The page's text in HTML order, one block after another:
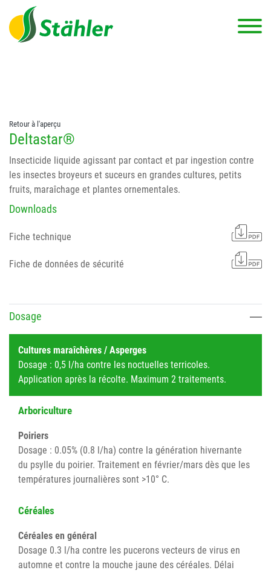
string(78) "Test 12 {FONT:12} // Dosierungen: test 123 dfasdf
asdfW134 245 34" string(62) "Test 12 {FONT:12} Dosierungen: test
123 dfasdf asdfW134 245 34"
Retour à l'aperçu
Deltastar®
Insecticide liquide agissant par contact et par ingestion contre
les insectes broyeurs et suceurs en grandes cultures, petits
fruits, maraîchage et plantes ornementales.
Downloads
Fiche technique
Fiche de données de sécurité
Dosage
Cultures maraîchères / Asperges
Dosage : 0,5 l/ha contre les noctuelles terricoles.
Application après la récolte. Maximum 2 traitements.
Arboriculture
Poiriers
Dosage : 0.05% (0.8 l/ha) contre la génération hivernante
du psylle du poirier. Traitement en février/mars dès que les
températures journalières sont >10° C.
Céréales
Céréales en général
Dosage 0.3 l/ha contre les pucerons vecteurs de virus en
automne et contre la mouche jaune des céréales. Délai